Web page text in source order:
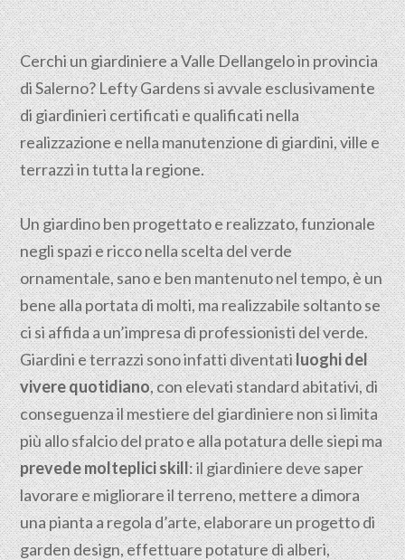
Cerchi un giardiniere a Valle Dellangelo in provincia
diSalerno? Lefty Gardens si avvale esclusivamente
di giardinieri certificati e qualificati nella
realizzazione e nella manutenzione di giardini, ville e
terrazzi in tutta la regione.
Un giardino ben progettato e realizzato, funzionale
negli spazi e ricco nella scelta del verde
ornamentale, sano e ben mantenuto nel tempo, è un
bene alla portata di molti, ma realizzabile soltanto se
ci si affida a un’impresa di professionisti del verde.
Giardini e terrazzi sono infatti diventatiluoghi del
vivere quotidiano, con elevati standard abitativi, di
conseguenza il mestiere del giardiniere non si limita
più allo sfalcio del prato e alla potatura delle siepi ma
prevede molteplici skill: il giardiniere deve saper
lavorare e migliorare il terreno, mettere a dimora
una pianta a regola d’arte, elaborare un progetto di
garden design, effettuare potature di alberi,